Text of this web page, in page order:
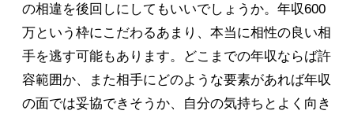
の相違を後回しにしてもいいでしょうか。年収600
万という枠にこだわるあまり、本当に相性の良い相
手を逃す可能もあります。どこまでの年収ならば許
容範囲か、また相手にどのような要素があれば年収
の面では妥協できそうか、自分の気持ちとよく向き